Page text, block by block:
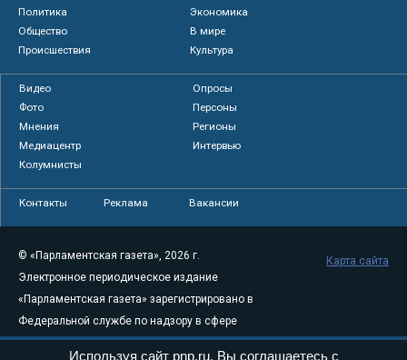
Политика
Экономика
Общество
В мире
Происшествия
Культура
Видео
Опросы
Фото
Персоны
Мнения
Регионы
Медиацентр
Интервью
Колумнисты
Контакты Реклама Вакансии
© «Парламентская газета», 2026 г.
Электронное периодическое издание
«Парламентская газета» зарегистрировано в
Федеральной службе по надзору в сфере
связи, информационных технологий и
Карта сайта
Используя сайт pnp.ru, Вы соглашаетесь с